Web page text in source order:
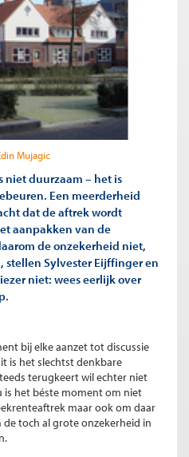
Mujagic
niet duurzaam – het is
Een meerderheid
dat de aftrek wordt
aanpakken van de
de onzekerheid niet,
stellen Sylvester Eijffinger en
niet: wees eerlijk over
bij elke aanzet tot discussie
is het slechtst denkbare
terugkeert wil echter niet
is het béste moment om niet
maar ook om daar
toch al grote onzekerheid in